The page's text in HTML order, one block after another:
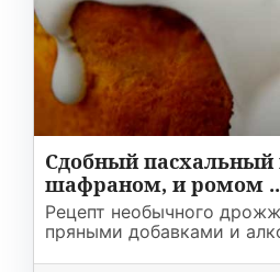
Сдобный пасхальный
шафраном, и ромом
Рецепт необычного
пряными добавками и